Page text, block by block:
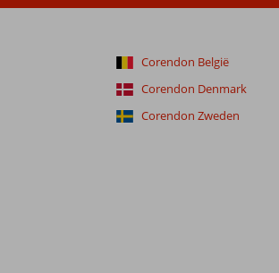
Corendon België
Corendon Denmark
Corendon Zweden